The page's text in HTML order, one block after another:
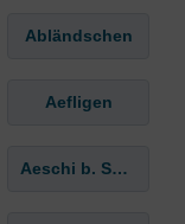
Abländschen
Aefligen
Aeschi b. Spiez